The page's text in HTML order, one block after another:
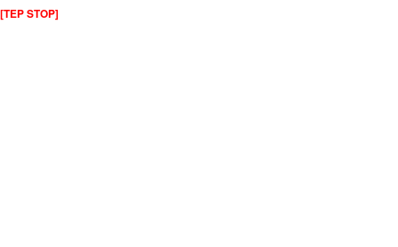
[TEP STOP]